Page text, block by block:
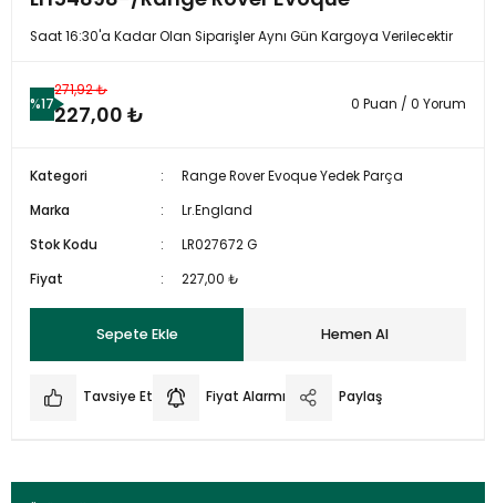
Saat 16:30'a Kadar Olan Siparişler Aynı Gün Kargoya Verilecektir
%17
271,92 ₺
227,00 ₺ 0 Puan / 0 Yorum
Kategori
Range Rover Evoque Yedek Parça
Marka
Lr.England
Stok Kodu
LR027672 G
Fiyat
227,00 ₺
Sepete Ekle Hemen Al
Tavsiye Et Fiyat Alarmı Paylaş